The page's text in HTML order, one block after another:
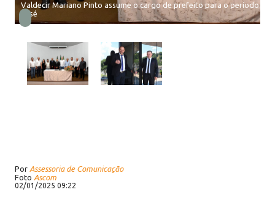
Valdecir Mariano Pinto assume o cargo de prefeito para o período de
José
Por Assessoria de Comunicação
Foto Ascom
02/01/2025 09:22